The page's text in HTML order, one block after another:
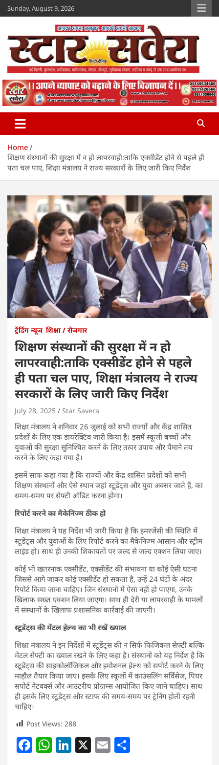
Skip
to
Sunday, August 9, 2026
Star Savera
www.starsavera.com
Home
शिक्षण संस्थानों की सुरक्षा में न हो लापरवाही:ताकि एक्सीडेंट होने से पहले ही
पता चल पाए, शिक्षा मंत्रालय ने राज्य सरकारों के लिए जारी किए निर्देश
ट्रेंडिंग न्यूज शिक्षा / रोजगार
शिक्षण संस्थानों की सुरक्षा में न हो
लापरवाही:ताकि एक्सीडेंट होने से पहले
ही पता चल पाए, शिक्षा मंत्रालय ने राज्य
सरकारों के लिए जारी किए निर्देश
July 28, 2025 Star Savera
शिक्षा मंत्रालय ने शनिवार 26 जुलाई को सभी राज्यों और केंद्र शासित
प्रदेशों के लिए एक डायरेक्टिव जारी किया है। इसमें स्कूली बच्चों और
युवाओं की सुरक्षा सुनिश्चित करने के लिए तत्पर उपाय और पैमाने तय
करने के लिए कहा गया है।
इसमें साफ कहा गया है कि राज्यों और केंद्र शासित प्रदेशों को सभी
शिक्षण संस्थानों और ऐसे स्थान जहां स्टूडेंट्स और युवा अक्सर जाते हैं, का
समय-समय पर सेफ्टी ऑडिट करना होगा।
रिपोर्ट करने का मैकेनिज्म ठीक हो
शिक्षा मंत्रालय ने यह निर्देश भी जारी किया है कि इमरजेंसी की स्थिति में
स्टूडेंट्स और युवाओं के लिए रिपोर्ट करने का मैकेनिज्म आसान और स्ट्रीम
लाइंड हो। साथ ही उनकी शिकायतों पर जल्द से जल्द एक्शन लिया जाए।
कोई भी खतरनाक एक्सीडेंट, एक्सीडेंट की संभावना या कोई ऐसी घटना
जिससे आगे जाकर कोई एक्सीडेंट हो सकता है, उन्हें 24 घंटों के अंदर
रिपोर्ट किया जाना चाहिए। जिन संस्थानों में ऐसा नहीं हो पाएगा, उनके
खिलाफ सख्त एक्शन लिया जाएगा। साथ ही देरी या लापरवाही के मामलों
में संस्थानों के खिलाफ प्रशासनिक कार्रवाई की जाएगी।
स्टूडेंट्स की मेंटल हेल्थ का भी रखें ख्याल
शिक्षा मंत्रालय ने इन निर्देशों में स्टूडेंट्स की न सिर्फ फिजिकल सेफ्टी बल्कि
मेंटल सेफ्टी का ख्याल रखने के लिए कहा है। संस्थानों को यह निर्देश है कि
स्टूडेंट्स की साइकोलॉजिकल और इमोशनल हेल्थ को सपोर्ट करने के लिए
माहौल तैयार किया जाए। इसके लिए स्कूलों में काउंसलिंग सर्विसेज, पियर
सपोर्ट नेटवर्क्स और आउटरीच प्रोग्राम्स आयोजित किए जाने चाहिए। साथ
ही इसके लिए स्टूडेंट्स और स्टाफ की समय-समय पर ट्रेनिंग होती रहनी
चाहिए।
Post Views: 288
F W Li X E